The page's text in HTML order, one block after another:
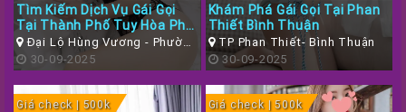
Tìm Kiếm Dịch Vụ Gái Gọi
Tại Thành Phố Tuy Hòa Phú
Yên
Đại Lộ Hùng Vương - Phường
9 TP Tuy Hòa, Phú Yên
30-09-2025
Khám Phá Gái Gọi Tại Phan
Thiết Bình Thuận
TP Phan Thiết- Bình Thuận
30-09-2025
Giá check | 500k Giá check | 500k